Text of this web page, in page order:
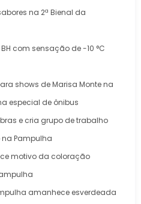
na 2ª Bienal da
com sensação de -10 °C
shows de Marisa Monte na
especial de ônibus
e cria grupo de trabalho
Pampulha
motivo da coloração
amanhece esverdeada